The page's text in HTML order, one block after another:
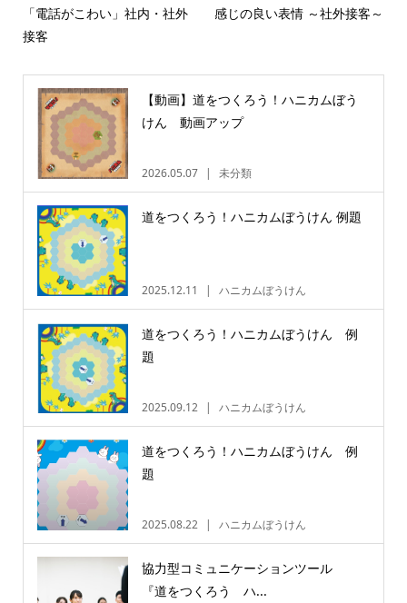
「電話がこわい」社内・社外
接客
感じの良い表情 ～社外接客～
【動画】道をつくろう！ハニカムぼう
けん 動画アップ
2026.05.07 未分類
道をつくろう！ハニカムぼうけん 例題
2025.12.11 ハニカムぼうけん
道をつくろう！ハニカムぼうけん 例
題
2025.09.12 ハニカムぼうけん
道をつくろう！ハニカムぼうけん 例
題
2025.08.22 ハニカムぼうけん
協力型コミュニケーションツール
『道をつくろう ハ...